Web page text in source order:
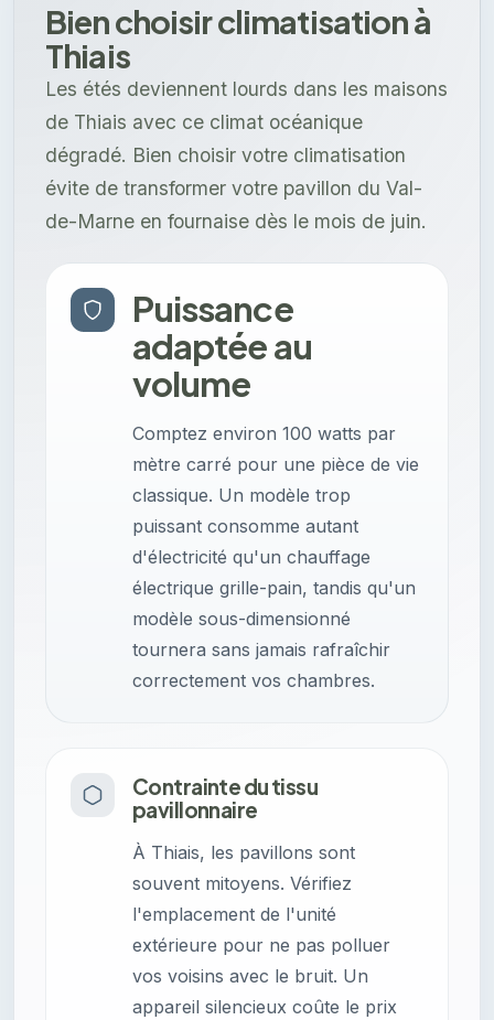
Bien choisir climatisation à
Thiais
Les étés deviennent lourds dans les maisons
de Thiais avec ce climat océanique
dégradé. Bien choisir votre climatisation
évite de transformer votre pavillon du Val-
de-Marne en fournaise dès le mois de juin.
Puissance
adaptée au
volume
Comptez environ 100 watts par
mètre carré pour une pièce de vie
classique. Un modèle trop
puissant consomme autant
d'électricité qu'un chauffage
électrique grille-pain, tandis qu'un
modèle sous-dimensionné
tournera sans jamais rafraîchir
correctement vos chambres.
Contrainte du tissu
pavillonnaire
À Thiais, les pavillons sont
souvent mitoyens. Vérifiez
l'emplacement de l'unité
extérieure pour ne pas polluer
vos voisins avec le bruit. Un
appareil silencieux coûte le prix